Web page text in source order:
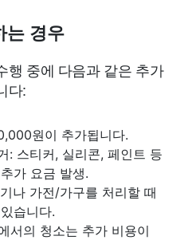
는 경우
행 중에 다음과 같은 추가
다:
원이 추가됩니다.
: 스티커, 실리콘, 페인트 등
가 요금 발생.
나 가전/가구를 처리할 때
습니다.
서의 청소는 추가 비용이